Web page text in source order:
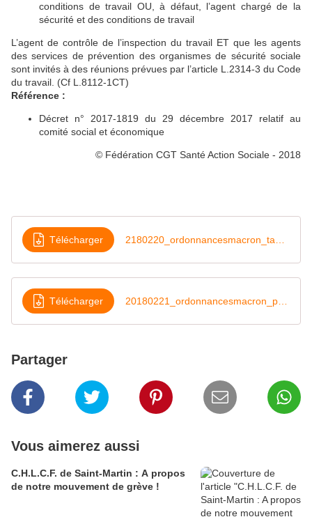
conditions de travail OU, à défaut, l’agent chargé de la
sécurité et des conditions de travail
L’agent de contrôle de l’inspection du travail ET que les agents
des services de prévention des organismes de sécurité sociale
sont invités à des réunions prévues par l’article L.2314-3 du Code
du travail. (Cf L.8112-1CT)
Référence :
Décret n° 2017-1819 du 29 décembre 2017 relatif au
comité social et économique
© Fédération CGT Santé Action Sociale - 2018
Télécharger
Télécharger
Partager
Vous aimerez aussi
C.H.L.C.F. de Saint-Martin : A propos
de notre mouvement de grève !